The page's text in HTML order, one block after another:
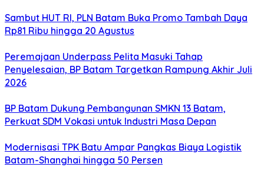
Sambut HUT RI, PLN Batam Buka Promo Tambah Daya
Rp81 Ribu hingga 20 Agustus
Peremajaan Underpass Pelita Masuki Tahap
Penyelesaian, BP Batam Targetkan Rampung Akhir Juli
2026
BP Batam Dukung Pembangunan SMKN 13 Batam,
Perkuat SDM Vokasi untuk Industri Masa Depan
Modernisasi TPK Batu Ampar Pangkas Biaya Logistik
Batam-Shanghai hingga 50 Persen